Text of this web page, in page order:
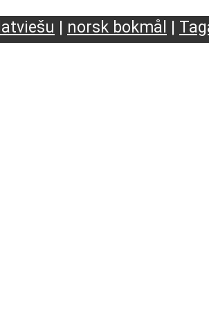
latviešu | norsk bokmål |